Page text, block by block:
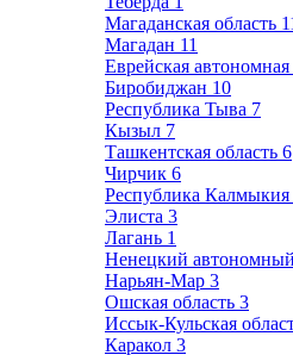
Магаданская область
Магадан 11
Еврейская автономная
Биробиджан 10
Республика Тыва 7
Кызыл 7
Ташкентская область 6
Чирчик 6
Республика Калмыкия
Элиста 3
Лагань 1
Ненецкий
Нарьян-Мар 3
Ошская область 3
Иссык-Кульская
Каракол 3